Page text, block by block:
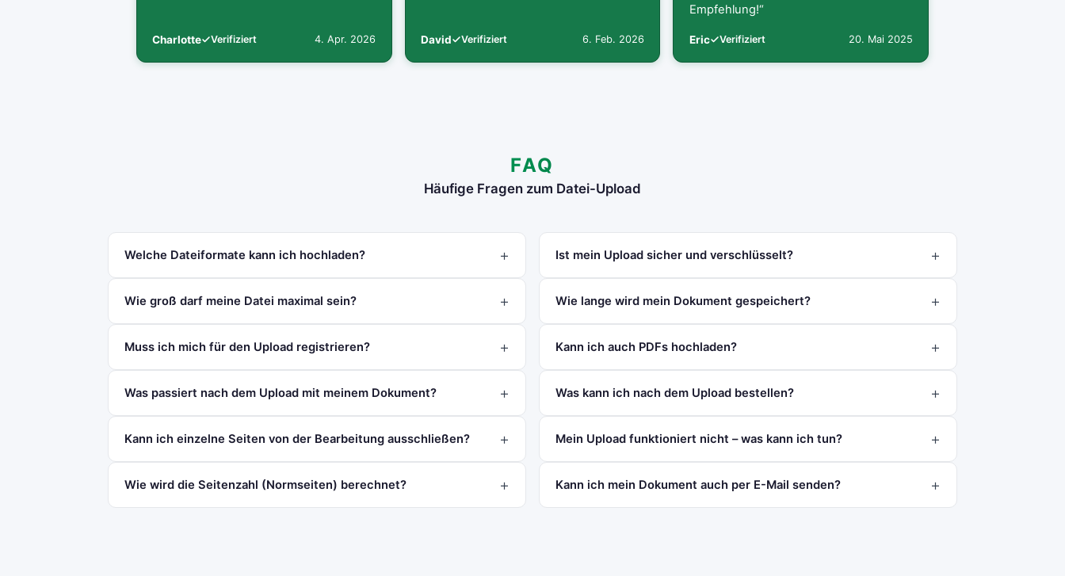
Charlotte Verifiziert 4. Apr. 2026 David Verifiziert 6. Feb. 2026
Empfehlung!“
Eric Verifiziert 20. Mai 2025
FAQ
Häufige Fragen zum Datei-Upload
Welche Dateiformate kann ich hochladen?
Wie groß darf meine Datei maximal sein?
Muss ich mich für den Upload registrieren?
Was passiert nach dem Upload mit meinem Dokument?
Kann ich einzelne Seiten von der Bearbeitung ausschließen?
Wie wird die Seitenzahl (Normseiten) berechnet?
Ist mein Upload sicher und verschlüsselt?
Wie lange wird mein Dokument gespeichert?
Kann ich auch PDFs hochladen?
Was kann ich nach dem Upload bestellen?
Mein Upload funktioniert nicht – was kann ich tun?
Kann ich mein Dokument auch per E-Mail senden?